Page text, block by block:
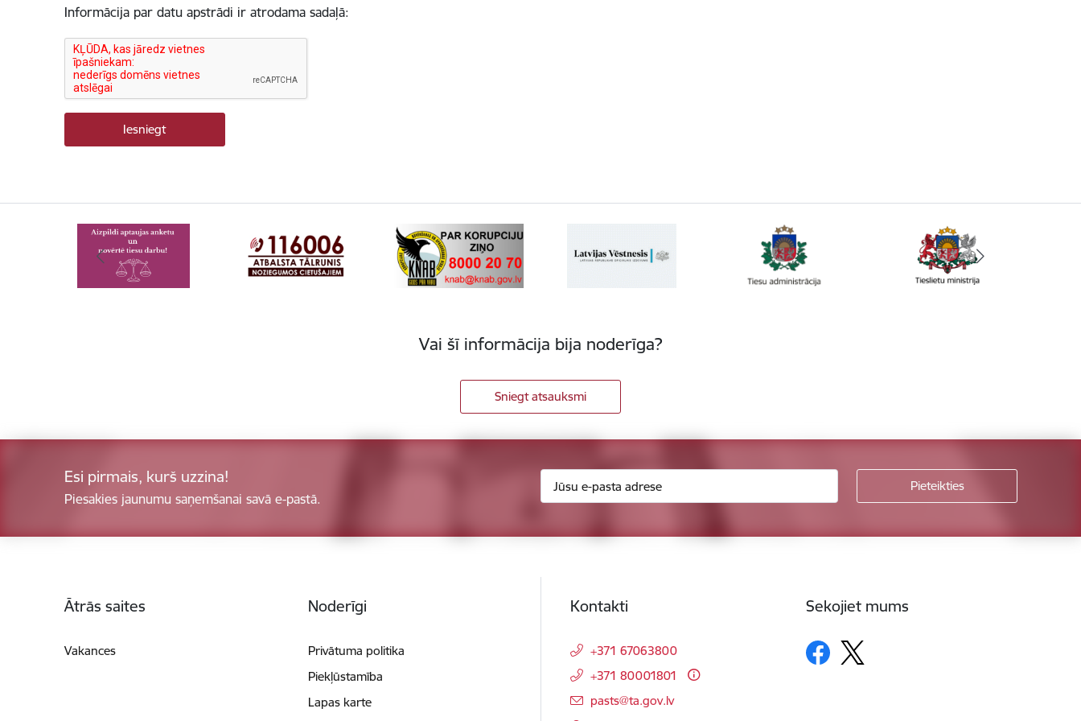
Informācija par datu apstrādi ir atrodama sadaļā:
Vai šī informācija bija noderīga?
Sniegt atsauksmi
Esi pirmais, kurš uzzina!
Piesakies jaunumu saņemšanai savā e-pastā.
Ātrās saites
Vakances
Noderīgi
Privātuma politika
Piekļūstamība
Lapas karte
Kontakti
+371 67063800
+371 80001801
E-pasts:
pasts@ta.gov.lv
Sekojiet mums